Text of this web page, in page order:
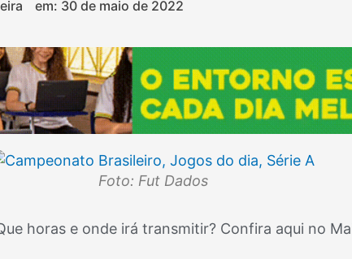
em: 30 de maio de 2022
Foto: Fut Dados
horas e onde irá transmitir? Confira aqui no